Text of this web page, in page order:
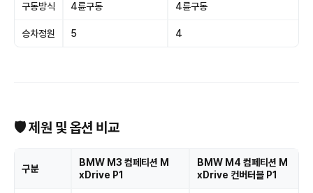
구동방식 4륜구동 4륜구동
승차정원 5 4
🛡 제원 및 옵션 비교
구분
BMW M3 컴페티션 M
xDrive P1
BMW M4 컴페티션 M
xDrive 컨버터블 P1